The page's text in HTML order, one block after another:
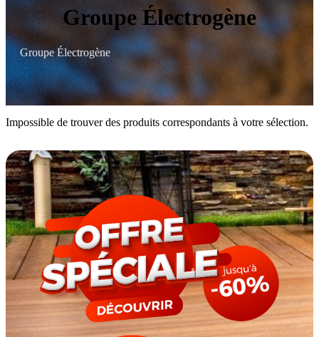
Groupe Électrogène
Groupe Électrogène
Impossible de trouver des produits correspondants à votre sélection.